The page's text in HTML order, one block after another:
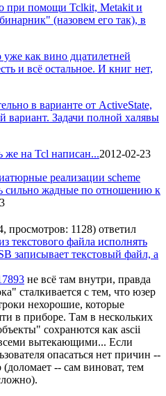
при помощи Tclkit, Metakit и
(назовем его так), в
как вино дцатилетней
и всё остальное. И книг нет,
в варианте от ActiveState,
вариант. Задачи полной халявы
же на Tcl написан...2012-02-23
реализации scheme
сильно жадные по отношению к
просмотров: 1128) ответил
текстового файла исполнять
записывает текстовый файл, а
не всё там внутри, правда
сталкивается с тем, что юзер
нехорошие, которые
в приборе. Там в нескольких
сохранются как ascii
всеми вытекающими... Если
опасаться нет причин --
-- сам виноват, тем